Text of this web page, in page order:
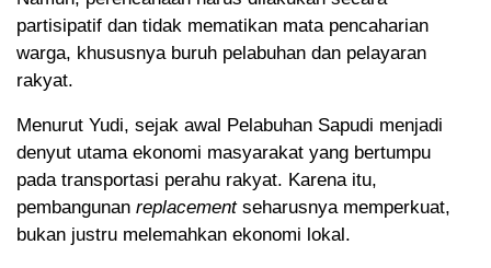
partisipatif dan tidak mematikan mata pencaharian
warga, khususnya buruh pelabuhan dan pelayaran
rakyat.
Menurut Yudi, sejak awal Pelabuhan Sapudi menjadi
denyut utama ekonomi masyarakat yang bertumpu
pada transportasi perahu rakyat. Karena itu,
pembangunan replacementseharusnya memperkuat,
bukan justru melemahkan ekonomi lokal.